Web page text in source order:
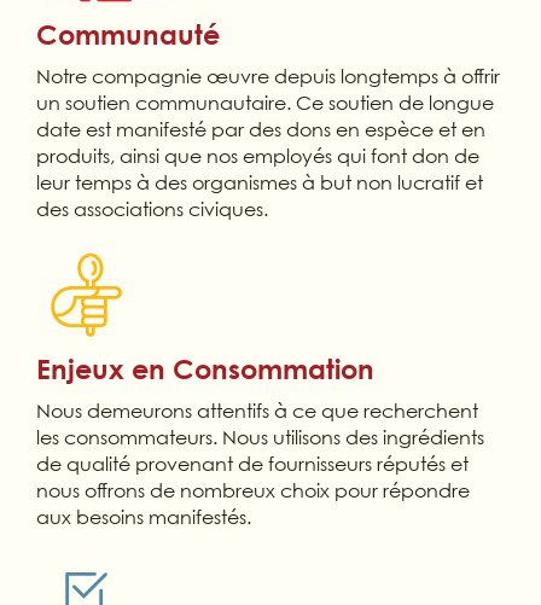
Communauté
Notre compagnie œuvre depuis longtemps à offrir
un soutien communautaire. Ce soutien de longue
date est manifesté par des dons en espèce et en
produits, ainsi que nos employés qui font don de
leur temps à des organismes à but non lucratif et
des associations civiques.
Enjeux en Consommation
Nous demeurons attentifs à ce que recherchent
les consommateurs. Nous utilisons des ingrédients
de qualité provenant de fournisseurs réputés et
nous offrons de nombreux choix pour répondre
aux besoins manifestés.